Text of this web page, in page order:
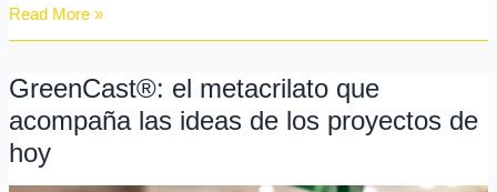
Read More »
GreenCast®: el metacrilato que
acompaña las ideas de los proyectos de
hoy
GreenCast®:
metacrilato
que
acompaña